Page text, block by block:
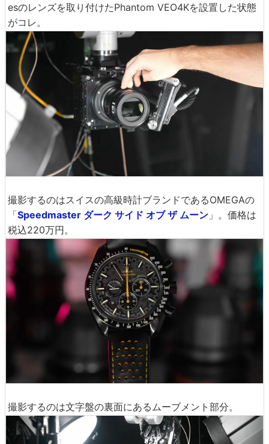
esのレンズを取り付けたPhantom VEO4Kを設置した状態
がコレ。
撮影するのはスイスの高級時計ブランドであるOMEGAの
「Speedmaste r ダーク サイド オブ ザ ムー ン 」。価格は
税込220万円。
撮影するのは文字盤の裏面にあるムーブメント部分。